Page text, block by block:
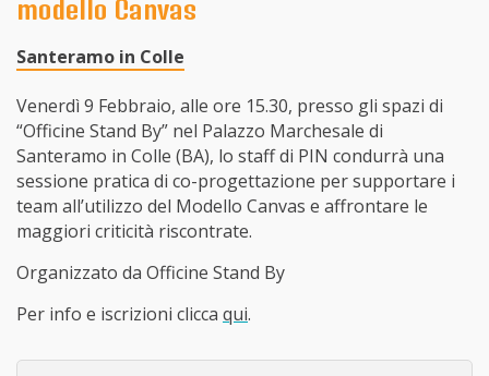
modello Canvas
Santeramo in Colle
Venerdì 9 Febbraio, alle ore 15.30, presso gli spazi di
“Officine Stand By” nel Palazzo Marchesale di
Santeramo in Colle (BA), lo staff di PIN condurrà una
sessione pratica di co-progettazione per supportare i
team all’utilizzo del Modello Canvas e affrontare le
maggiori criticità riscontrate.
Organizzato da Officine Stand By
Per info e iscrizioni clicca qui.